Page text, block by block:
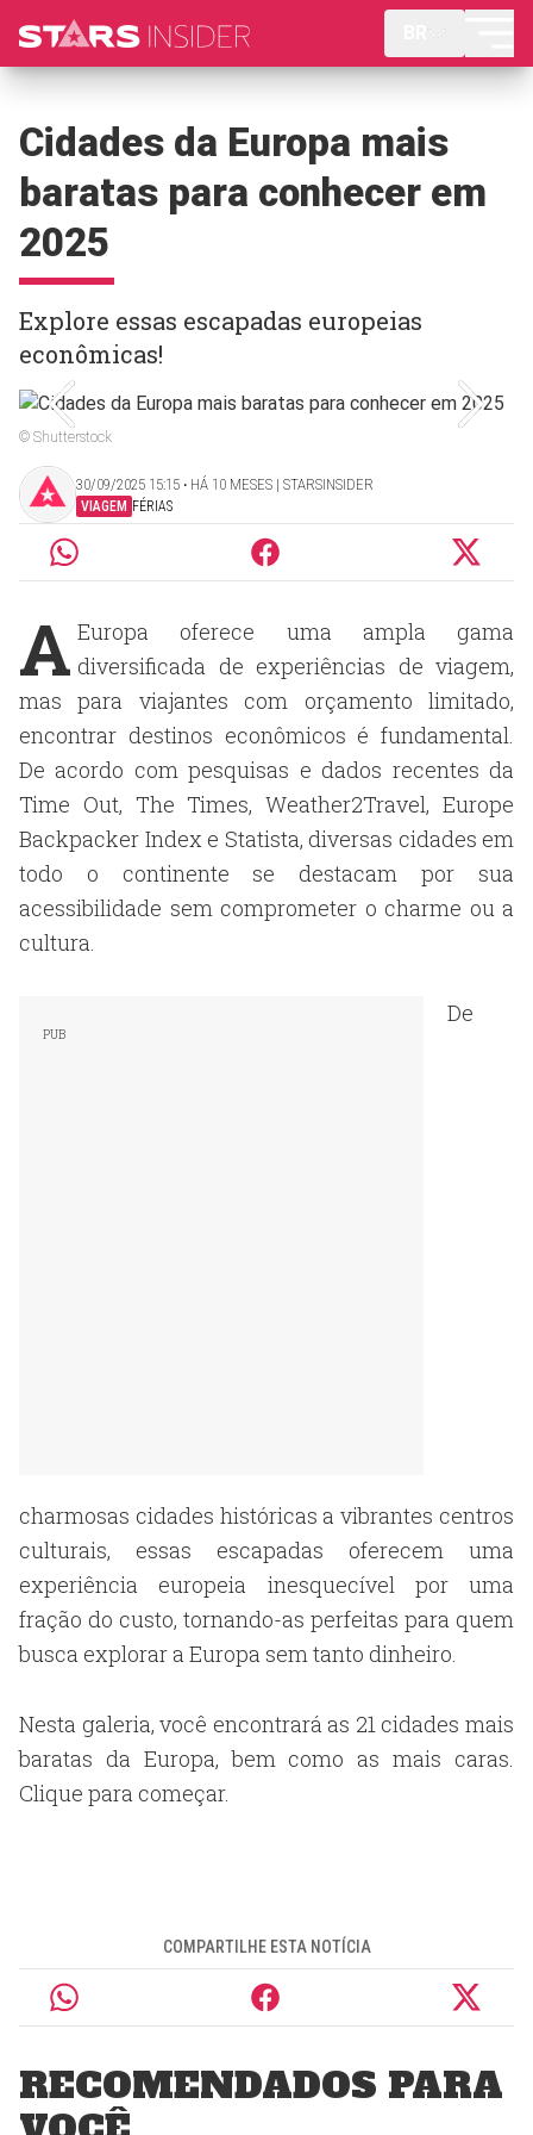
Cidades da Europa mais
baratas para conhecer em
2025
Explore essas escapadas europeias
econômicas!
© Shutterstock
30/09/2025 15:15 ‧ HÁ 10 MESES | STARSINSIDER
VIAGEM FÉRIAS
A Europa oferece uma ampla gama
diversificada de experiências de viagem,
mas para viajantes com orçamento limitado,
encontrar destinos econômicos é fundamental.
De acordo com pesquisas e dados recentes da
Time Out, The Times, Weather2Travel, Europe
Backpacker Index e Statista, diversas cidades em
todo o continente se destacam por sua
acessibilidade sem comprometer o charme ou a
cultura.
De
charmosas cidades históricas a vibrantes centros
culturais, essas escapadas oferecem uma
experiência europeia inesquecível por uma
fração do custo, tornando-as perfeitas para quem
busca explorar a Europa sem tanto dinheiro.
Nesta galeria, você encontrará as 21 cidades mais
baratas da Europa, bem como as mais caras.
Clique para começar.
COMPARTILHE ESTA NOTÍCIA
RECOMENDADOS PARA